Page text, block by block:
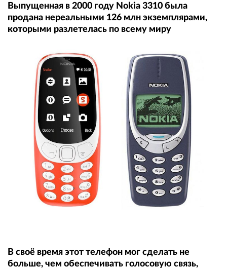
Выпущенная в 2000 году Nokia 3310 была
продана нереальными 126 млн экземплярами,
которыми разлетелась по всему миру
В своё время этот телефон мог сделать не
больше, чем обеспечивать голосовую связь,